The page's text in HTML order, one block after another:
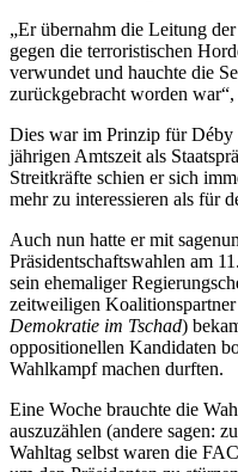
„Er übernahm die Leitung
gegen die terroristischen
verwundet und hauchte die
zurückgebracht worden
Dies war im Prinzip für Déby
jährigen Amtszeit als
Streitkräfte schien er sich
mehr zu interessieren als für
Auch nun hatte er mit
Präsidentschaftswahlen am
sein ehemaliger
zeitweiligen
Demokratie im Tschad)
oppositionellen Kandidaten
Wahlkampf machen durften.
Eine Woche brauchte die
auszuzählen (andere sagen:
Wahltag selbst waren die